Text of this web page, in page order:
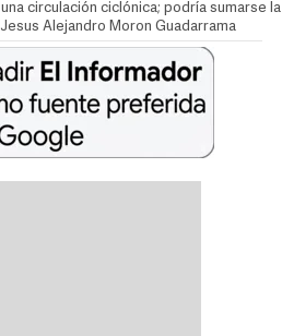
circulación ciclónica; podría sumarse la
Jesus Alejandro Moron Guadarrama